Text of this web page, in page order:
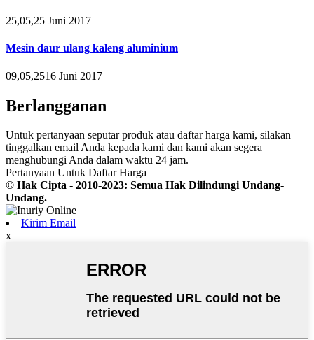
25,05,25 Juni 2017
Mesin daur ulang kaleng aluminium
09,05,2516 Juni 2017
Berlangganan
Untuk pertanyaan seputar produk atau daftar harga kami, silakan
tinggalkan email Anda kepada kami dan kami akan segera
menghubungi Anda dalam waktu 24 jam.
Pertanyaan Untuk Daftar Harga
© Hak Cipta - 2010-2023: Semua Hak Dilindungi Undang-
Undang.
Kirim Email
x